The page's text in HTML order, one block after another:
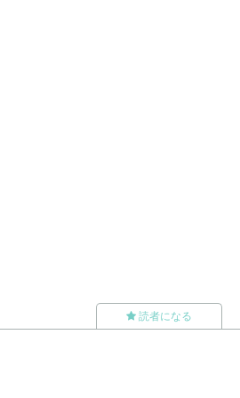
読者になる